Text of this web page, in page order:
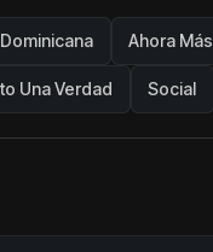
Ahora
Una Verdad Social